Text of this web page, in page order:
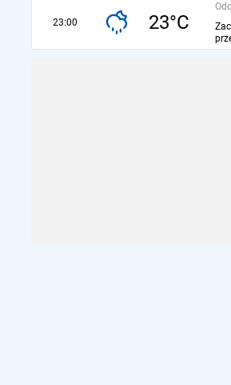
23:00 23°C